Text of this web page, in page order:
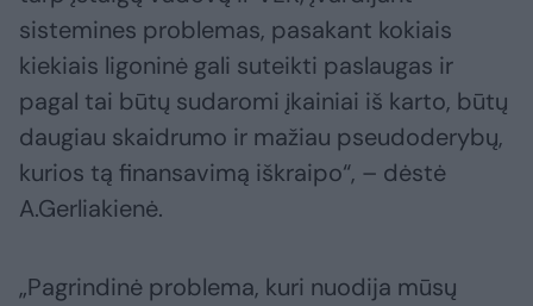
sistemines problemas, pasakant kokiais
kiekiais ligoninė gali suteikti paslaugas ir
pagal tai būtų sudaromi įkainiai iš karto, būtų
daugiau skaidrumo ir mažiau pseudoderybų,
kurios tą finansavimą iškraipo“, – dėstė
A.Gerliakienė.
„Pagrindinė problema, kuri nuodija mūsų